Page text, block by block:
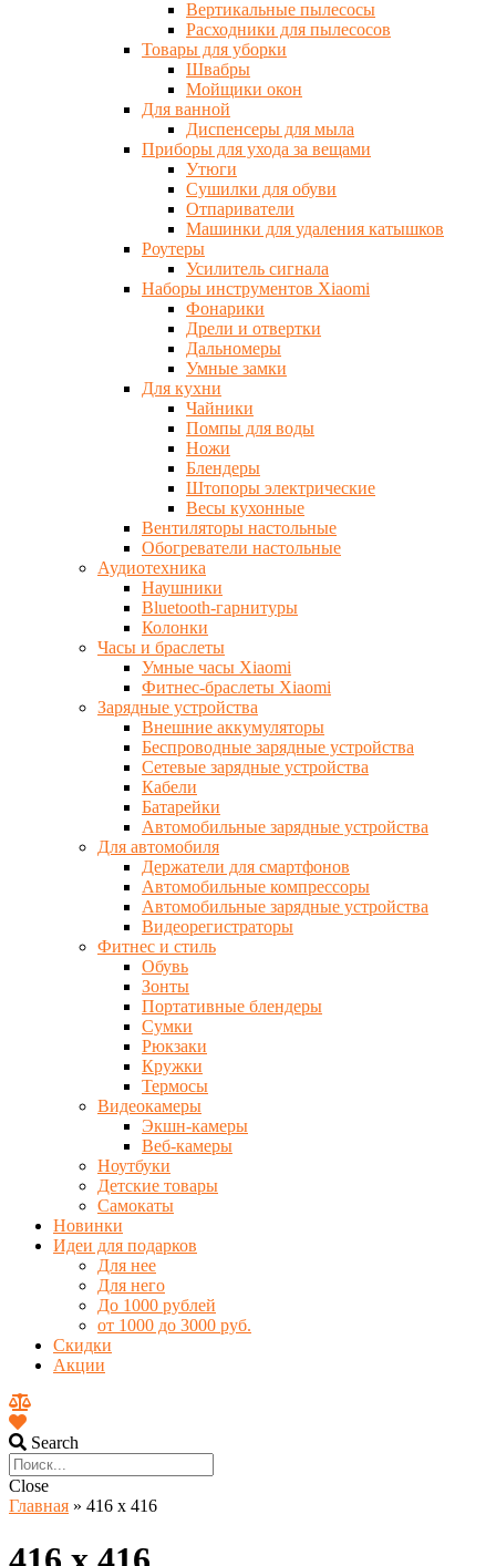
Вертикальные пылесосы
Расходники для пылесосов
Товары для уборки
Швабры
Мойщики окон
Для ванной
Диспенсеры для мыла
Приборы для ухода за вещами
Утюги
Сушилки для обуви
Отпариватели
Машинки для удаления катышков
Роутеры
Усилитель сигнала
Наборы инструментов Xiaomi
Фонарики
Дрели и отвертки
Дальномеры
Умные замки
Для кухни
Чайники
Помпы для воды
Ножи
Блендеры
Штопоры электрические
Весы кухонные
Вентиляторы настольные
Обогреватели настольные
Аудиотехника
Наушники
Bluetooth-гарнитуры
Колонки
Часы и браслеты
Умные часы Xiaomi
Фитнес-браслеты Xiaomi
Зарядные устройства
Внешние аккумуляторы
Беспроводные зарядные устройства
Сетевые зарядные устройства
Кабели
Батарейки
Автомобильные зарядные устройства
Для автомобиля
Держатели для смартфонов
Автомобильные компрессоры
Автомобильные зарядные устройства
Видеорегистраторы
Фитнес и стиль
Обувь
Зонты
Портативные блендеры
Сумки
Рюкзаки
Кружки
Термосы
Видеокамеры
Экшн-камеры
Веб-камеры
Ноутбуки
Детские товары
Самокаты
Новинки
Идеи для подарков
Для нее
Для него
До 1000 рублей
от 1000 до 3000 руб.
Скидки
Акции
Search
Close
Главная » 416 x 416